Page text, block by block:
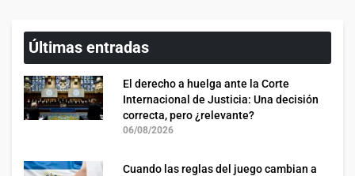
Últimas entradas
El derecho a huelga ante la Corte
Internacional de Justicia: Una decisión
correcta, pero ¿relevante?
06/08/2026
Cuando las reglas del juego cambian a